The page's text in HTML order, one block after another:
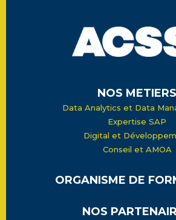
NOS METIERS
Data Analytics et Data
Expertise SAP
Digital et
Conseil et AMOA
ORGANISME DE
NOS